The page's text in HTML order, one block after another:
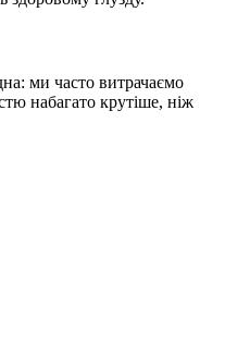
ми часто витрачаємо
набагато крутіше, ніж